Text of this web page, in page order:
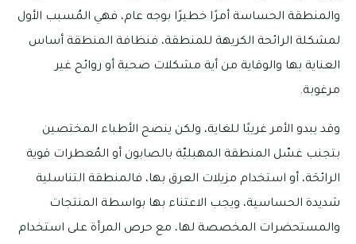
والمنطقة الحساسة أمرًا خطيرًا بوجه عام، فهي المُسبب الأول
لمشكلة الرائحة الكريهة للمنطقة، فنظافة المنطقة أساس
العناية بها والوقاية من أية مشكلات صحية أو روائح غير
مرغوبة.
وقد يبدو الأمر غريبًا للغاية، ولكن ينصح الأطباء المختصين
بتجنب غسّل المنطقة المهبليّة بالصابون أو المُعطرات قوية
الرائحَة، أو استخدام مزيلات العرق بها، فالمنطقة التناسلية
شديدة الحساسية، ويجب الاعتناء بها بواسطة المنتجات
والمستحضرات المخصصة لها، مع حرص المرأة على استخدام